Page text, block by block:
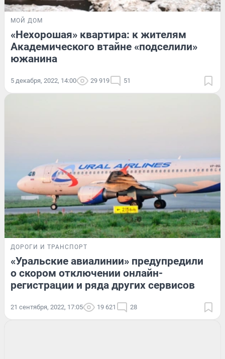
МОЙ ДОМ
«Нехорошая» квартира: к жителям
Академического втайне «подселили»
южанина
5 декабря, 2022, 14:00 29 919 51
ДОРОГИ И ТРАНСПОРТ
«Уральские авиалинии» предупредили
о скором отключении онлайн-
регистрации и ряда других сервисов
21 сентября, 2022, 17:05 19 621 28